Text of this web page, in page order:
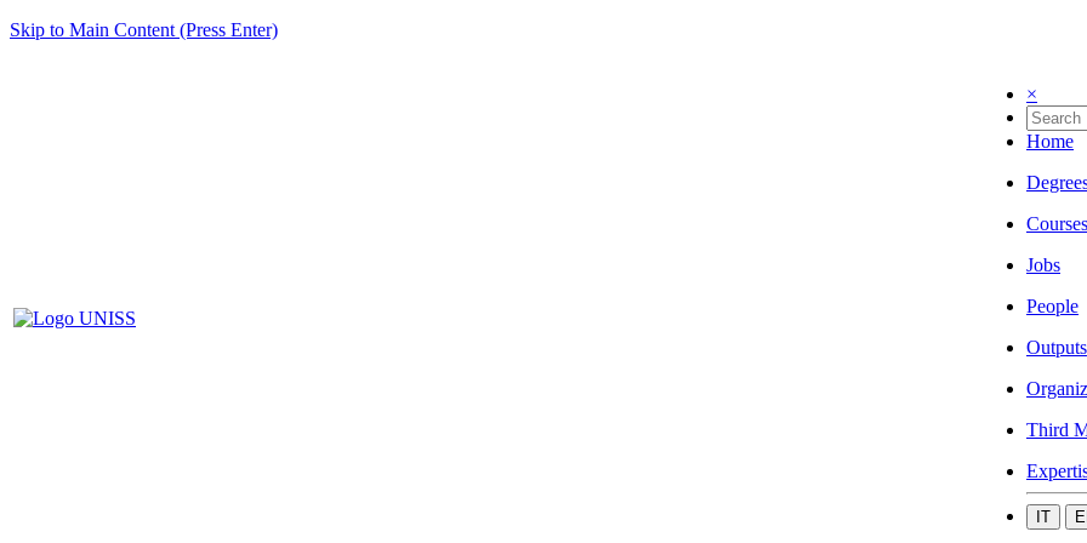
Skip to Main Content (Press Enter)
×
Home
Courses
Jobs
People
Outputs
Third
IT